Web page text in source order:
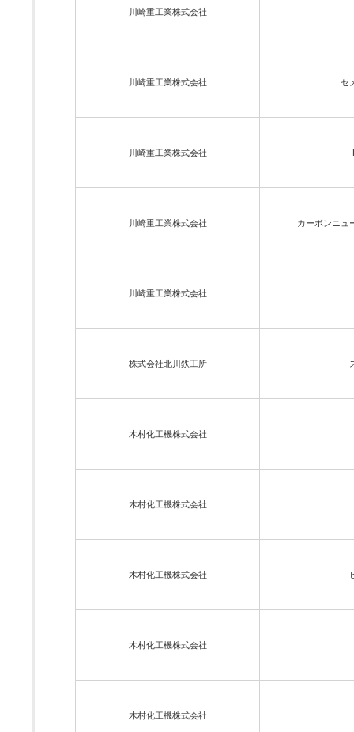
川崎重工業株式会社
川崎重工業株式会社 セ
川崎重工業株式会社
川崎重工業株式会社 カーボンニュ
川崎重工業株式会社
株式会社北川鉄工所
木村化工機株式会社
木村化工機株式会社
木村化工機株式会社
木村化工機株式会社
木村化工機株式会社